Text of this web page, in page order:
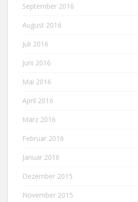
September 2016
August 2016
Juli 2016
Juni 2016
Mai 2016
April 2016
März 2016
Februar 2016
Januar 2016
Dezember 2015
November 2015